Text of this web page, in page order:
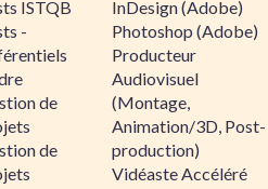
ISTQB
-
de
de
InDesign (Adobe)
Photoshop (Adobe)
Producteur
Audiovisuel
(Montage,
Animation/3D, Post-
production)
Vidéaste Accéléré